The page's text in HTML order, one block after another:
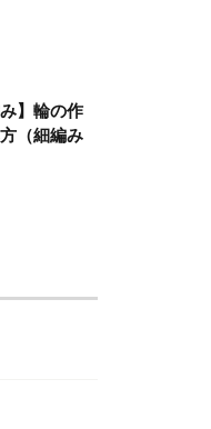
】輪の作
（細編み